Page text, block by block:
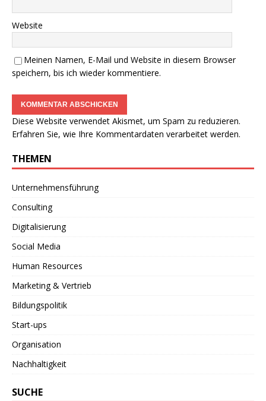
Website
Meinen Namen, E-Mail und Website in diesem Browser
speichern, bis ich wieder kommentiere.
Diese Website verwendet Akismet, um Spam zu reduzieren.
Erfahren Sie, wie Ihre Kommentardaten verarbeitet werden.
THEMEN
Unternehmensführung
Consulting
Digitalisierung
Social Media
Human Resources
Marketing & Vertrieb
Bildungspolitik
Start-ups
Organisation
Nachhaltigkeit
SUCHE